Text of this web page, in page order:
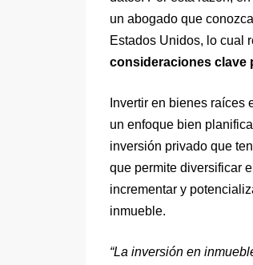
un abogado que
Estados Unidos, lo cual
consideraciones clave
Invertir en bienes
un enfoque bien
inversión privado que
que permite diversificar
incrementar y
inmueble.
“La inversión en